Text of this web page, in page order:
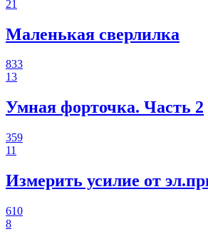
21
Маленькая сверлилка
833
13
Умная форточка. Часть 2
359
11
Измерить усилие от
610
8